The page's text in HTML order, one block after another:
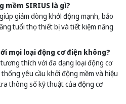
mềm SIRIUS là gì?
giảm dòng khởi động mạnh, bảo
tuổi thọ thiết bị và tiết kiệm năng
mọi loại động cơ điện không?
thích với đa dạng loại động cơ
yêu cầu khởi động mềm và hiệu
thông số kỹ thuật của động cơ